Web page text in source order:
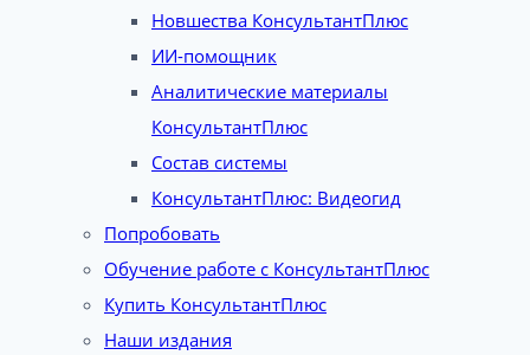
Новшества КонсультантПлюс
ИИ-помощник
Аналитические материалы
КонсультантПлюс
Состав системы
КонсультантПлюс: Видеогид
Попробовать
Обучение работе с КонсультантПлюс
Купить КонсультантПлюс
Наши издания